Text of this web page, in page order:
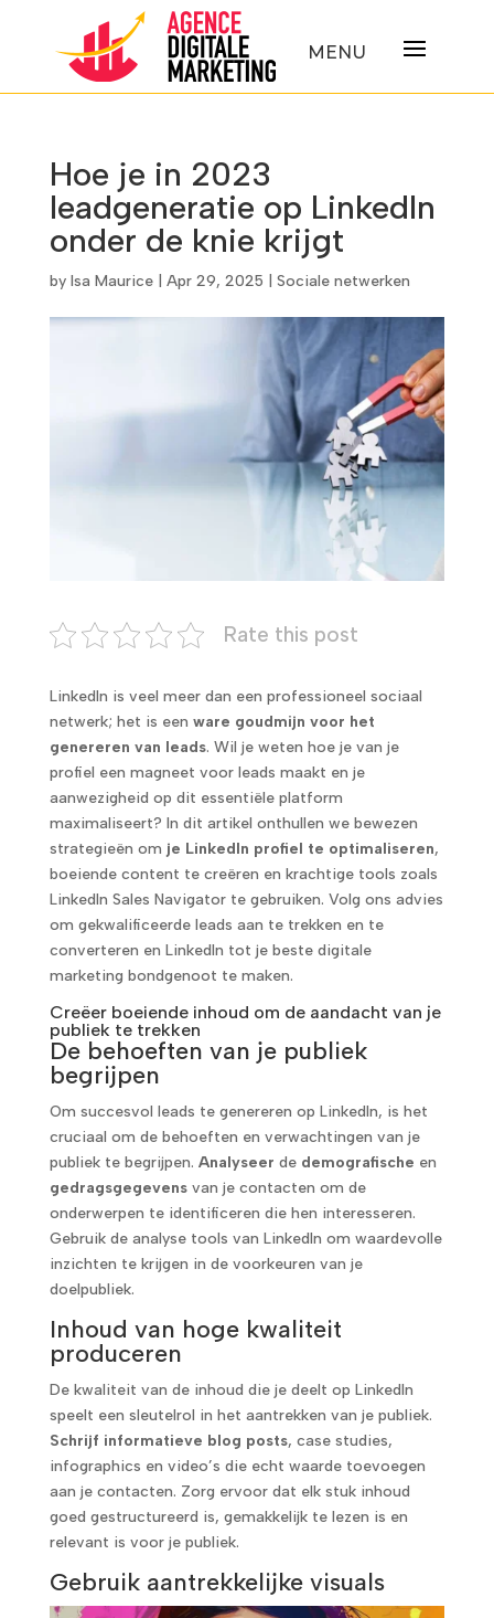
Hoe je in 2023
leadgeneratie op LinkedIn
onder de knie krijgt
by Isa Maurice| Apr 29, 2025 Sociale netwerken
Rate this post
LinkedIn is veel meer dan een professioneel sociaal
netwerk; het is een ware goudmijn voor het
genereren van leads. Wil je weten hoe je van je
profiel een magneet voor leads maakt en je
aanwezigheid op dit essentiële platform
maximaliseert? In dit artikel onthullen we bewezen
strategieën om je LinkedIn profiel te optimaliseren,
boeiende content te creëren en krachtige tools zoals
LinkedIn Sales Navigator te gebruiken. Volg ons advies
om gekwalificeerde leads aan te trekken en te
converteren en LinkedIn tot je beste digitale
marketing bondgenoot te maken.
Creëer boeiende inhoud om de aandacht van je
publiek te trekken
De behoeften van je publiek
begrijpen
Om succesvol leads te genereren op LinkedIn, is het
cruciaal om de behoeften en verwachtingen van je
publiek te begrijpen. Analyseer de demografische en
gedragsgegevensvan je contacten om de
onderwerpen te identificeren die hen interesseren.
Gebruik de analyse tools van LinkedIn om waardevolle
inzichten te krijgen in de voorkeuren van je
doelpubliek.
Inhoud van hoge kwaliteit
produceren
De kwaliteit van de inhoud die je deelt op LinkedIn
speelt een sleutelrol in het aantrekken van je publiek.
Schrijf informatieve blog posts, case studies,
infographics en video’s die echt waarde toevoegen
aan je contacten. Zorg ervoor dat elk stuk inhoud
goed gestructureerd is, gemakkelijk te lezen is en
relevant is voor je publiek.
Gebruik aantrekkelijke visuals